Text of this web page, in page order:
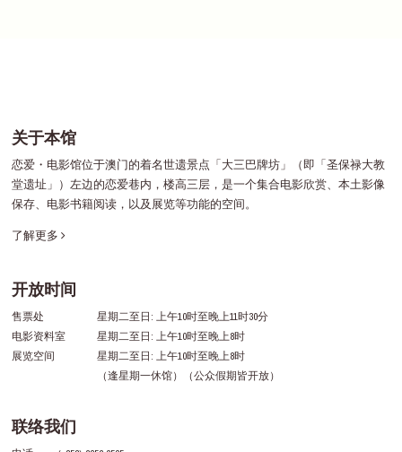
关于本馆
恋爱・电影馆位于澳门的着名世遗景点「大三巴牌坊」（即「圣保禄大教
堂遗址」）左边的恋爱巷内，楼高三层，是一个集合电影欣赏、本土影像
保存、电影书籍阅读，以及展览等功能的空间。
了解更多
开放时间
售票处
星期二至日: 上午10时至晚上11时30分
电影资料室
星期二至日: 上午10时至晚上8时
展览空间
星期二至日: 上午10时至晚上8时
（逢星期一休馆）（公众假期皆开放）
联络我们